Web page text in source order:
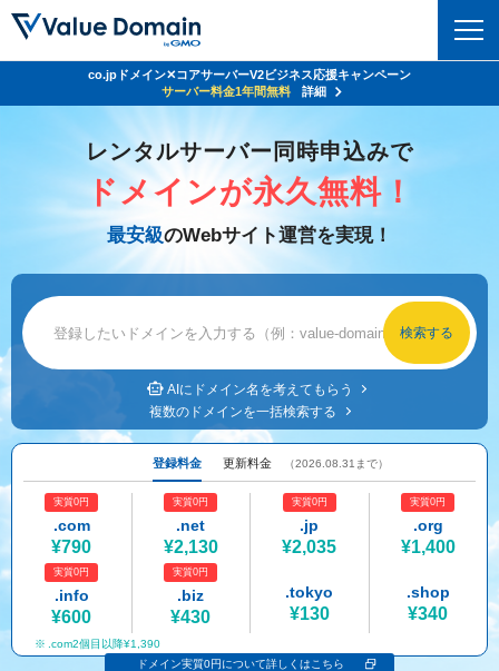
ドメイントップ
ドメイン検索
ドメイン価格一覧
.jpドメインオークション
NEW!
.jpドメインバックオーダー
プレミアムドメイン
人気ドメインの種類
WHOIS検索
レンタルサーバー
サーバートップ
バリューサーバー
XREA
Oneレンタルサーバー
セキュリティ
セキュリティトップ
Value Domain ネットde診断
SSL証明書
サービス
サービストップ
お得意様割引
紹介制度
バリュードメインAPI
ドメイン・ホスティングOEM
ドメインコンシェルジュ
facebook
x
サポート
マニュアル ライブチャット
お問い合わせ
従来のバリュードメインをご利用希望の方
ユーザー登録
従来のバリュードメインをご利用希望の方
Value Domain 24周年キャンペーン
24%OFFクーポンGET＆その他特典あり！
co.jpドメイン✕コアサーバーV2ビジネス応援キャンペーン
サーバー料金1年間無料
詳細
レンタルサーバー同時申込みで
ドメインが永久無料！
最安級のWebサイト運営を実現！
AIにドメイン名を考えてもらう
複数のドメインを一括検索する
登録料金 更新料金 （2026.08.31まで）
実質0円
.com
¥790
実質0円
.net
¥2,130
実質0円
.jp
¥2,035
実質0円
.org
¥1,400
実質0円
.info
¥600
実質0円
.biz
¥430
.tokyo
¥130
.shop
¥340
.com2個目以降¥1,390
ドメイン実質0円について詳しくはこちら